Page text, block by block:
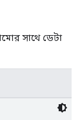
সাথে ডেটা